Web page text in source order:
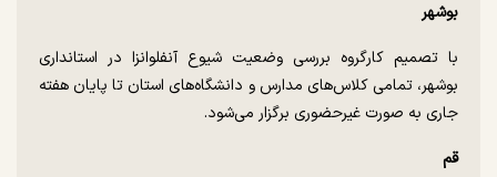
بوشهر
با تصمیم کارگروه بررسی وضعیت شیوع آنفلوانزا در استانداری
بوشهر، تمامی کلاس‌های مدارس و دانشگاه‌های استان تا پایان هفته
جاری به صورت غیرحضوری برگزار می‌شود.
قم